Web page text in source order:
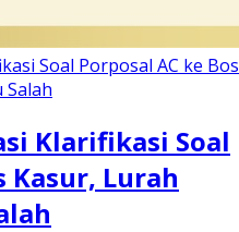
Klarifikasi Soal
Kasur, Lurah